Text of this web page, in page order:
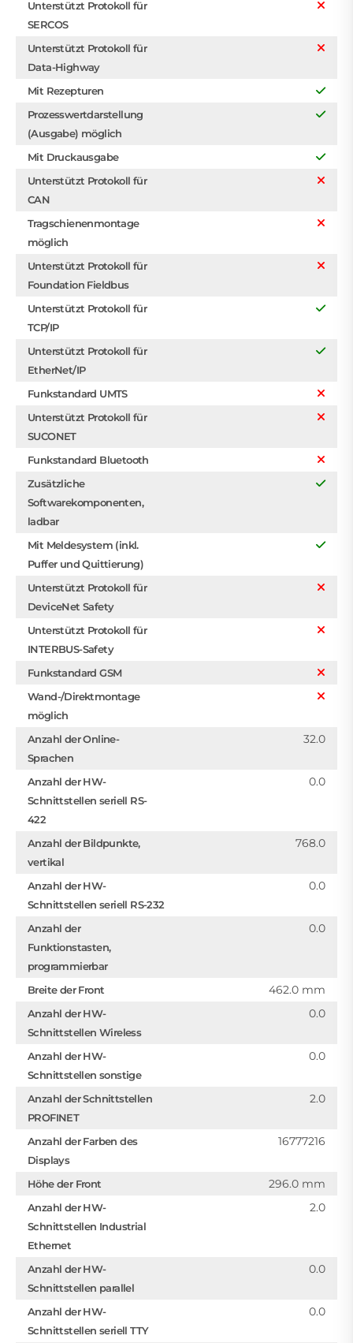
Unterstützt Protokoll für
SERCOS
Unterstützt Protokoll für
Data-Highway
Mit Rezepturen
Prozesswertdarstellung
(Ausgabe) möglich
Mit Druckausgabe
Unterstützt Protokoll für
CAN
Tragschienenmontage
möglich
Unterstützt Protokoll für
Foundation Fieldbus
Unterstützt Protokoll für
TCP/IP
Unterstützt Protokoll für
EtherNet/IP
Funkstandard UMTS
Unterstützt Protokoll für
SUCONET
Funkstandard Bluetooth
Zusätzliche
Softwarekomponenten,
ladbar
Mit Meldesystem (inkl.
Puffer und Quittierung)
Unterstützt Protokoll für
DeviceNet Safety
Unterstützt Protokoll für
INTERBUS-Safety
Funkstandard GSM
Wand-/Direktmontage
möglich
Anzahl der Online-
Sprachen
32.0
Anzahl der HW-
Schnittstellen seriell RS-
422
0.0
Anzahl der Bildpunkte,
vertikal
768.0
Anzahl der HW-
Schnittstellen seriell RS-232
0.0
Anzahl der
Funktionstasten,
programmierbar
0.0
Breite der Front 462.0 mm
Anzahl der HW-
Schnittstellen Wireless
0.0
Anzahl der HW-
Schnittstellen sonstige
0.0
Anzahl der Schnittstellen
PROFINET
2.0
Anzahl der Farben des
Displays
16777216
Höhe der Front 296.0 mm
Anzahl der HW-
Schnittstellen Industrial
Ethernet
2.0
Anzahl der HW-
Schnittstellen parallel
0.0
Anzahl der HW-
Schnittstellen seriell TTY
0.0